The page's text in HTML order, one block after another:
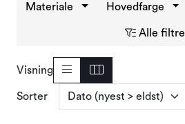
Materiale Hovedfarge
Alle filtre
Visning
Sorter
Kampanjer og Outlet